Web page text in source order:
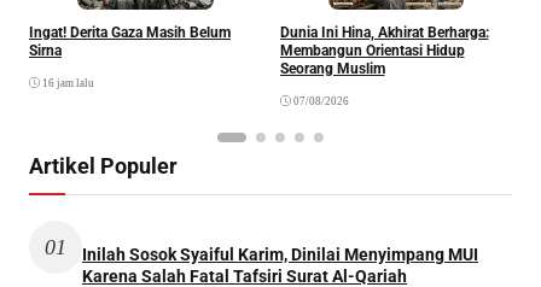
Ingat! Derita Gaza Masih Belum
Sirna
16 jam lalu
Dunia Ini Hina, Akhirat Berharga:
Membangun Orientasi Hidup
Seorang Muslim
07/08/2026
Artikel Populer
01
Inilah Sosok Syaiful Karim, Dinilai Menyimpang MUI
Karena Salah Fatal Tafsiri Surat Al-Qariah